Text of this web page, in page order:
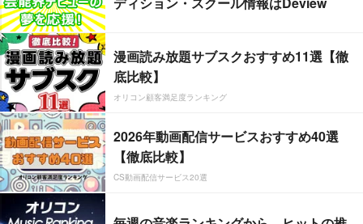
漫画読み放題サブスクおすすめ11選【徹
底比較】
オリコン顧客満足度ランキング
2026年動画配信サービスおすすめ40選
【徹底比較】
CS動画配信サービス20選